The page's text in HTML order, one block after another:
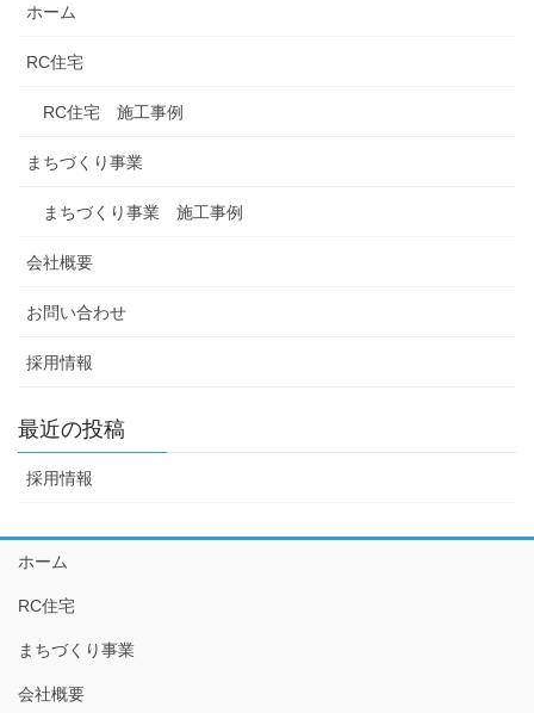
ホーム
RC住宅
RC住宅 施工事例
まちづくり事業
まちづくり事業 施工事例
会社概要
お問い合わせ
採用情報
最近の投稿
採用情報
ホーム
RC住宅
まちづくり事業
会社概要